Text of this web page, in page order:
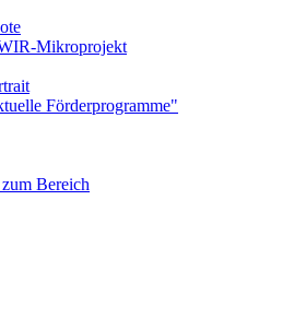
Mikroprojekt
Förderprogramme"
Bereich